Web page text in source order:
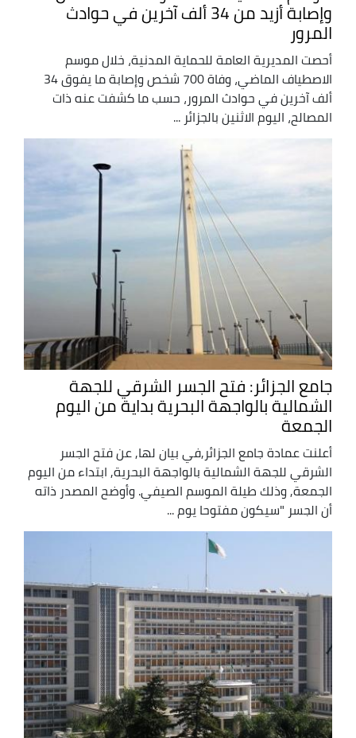
وإصابة أزيد من 34 ألف آخرين في حوادث
المرور
أحصت المديرية العامة للحماية المدنية، خلال موسم
الاصطياف الماضي، وفاة 700 شخص وإصابة ما يفوق 34
ألف آخرين في حوادث المرور، حسب ما كشفت عنه ذات
المصالح، اليوم الاثنين بالجزائر ...
جامع الجزائر: فتح الجسر الشرقي للجهة
الشمالية بالواجهة البحرية بداية من اليوم
الجمعة
أعلنت عمادة جامع الجزائر,في بيان لها, عن فتح الجسر
الشرقي للجهة الشمالية بالواجهة البحرية, ابتداء من اليوم
الجمعة, وذلك طيلة الموسم الصيفي. وأوضح المصدر ذاته
أن الجسر "سيكون مفتوحا يوم ...